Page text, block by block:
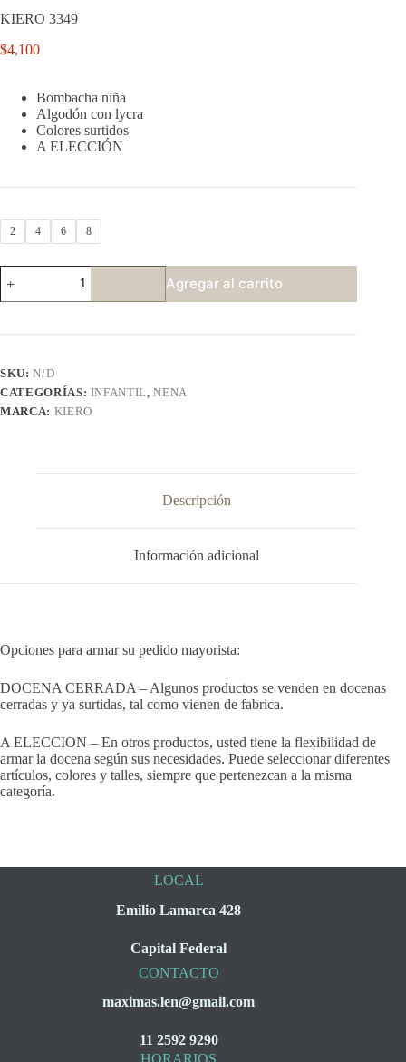
KIERO 3349
$4,100
Bombacha niña
Algodón con lycra
Colores surtidos
A ELECCIÓN
2 4 6 8
KIERO
3349
cantidad
Agregar al carrito
SKU:N/D
CATEGORÍAS: INFANTIL,NENA
MARCA: KIERO
Descripción
Información adicional
Opciones para armar su pedido mayorista:
DOCENA CERRADA – Algunos productos se venden en docenas
cerradas y ya surtidas, tal como vienen de fabrica.
A ELECCION – En otros productos, usted tiene la flexibilidad de
armar la docena según sus necesidades. Puede seleccionar diferentes
artículos, colores y talles, siempre que pertenezcan a la misma
categoría.
LOCAL
Emilio Lamarca 428
Capital Federal
CONTACTO
maximas.len@gmail.com
11 2592 9290